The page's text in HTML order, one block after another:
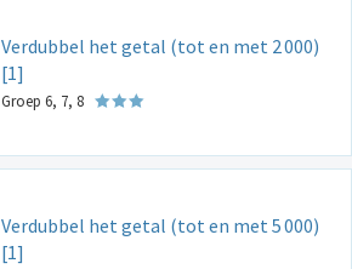
Verdubbel het getal (tot en met 2000)
[1]
Groep 6, 7, 8
Verdubbel het getal (tot en met 5000)
[1]